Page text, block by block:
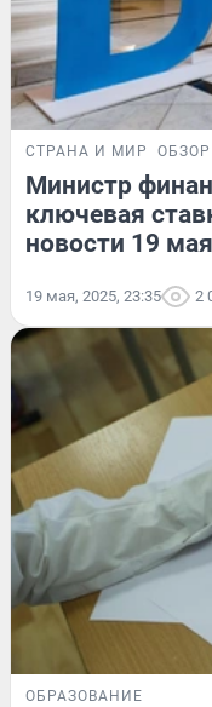
СТРАНА И МИР ОБЗОР
Министр
ключевая
новости 19 мая
19 мая, 2025, 23:35 2
ОБРАЗОВАНИЕ